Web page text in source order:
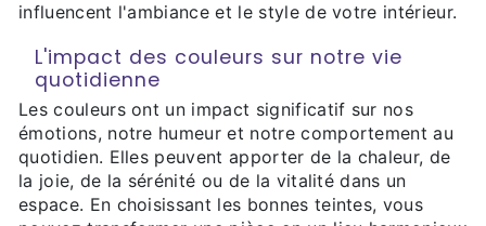
influencent l'ambiance et le style de votre intérieur.
L'impact des couleurs sur notre vie
quotidienne
Les couleurs ont un impact significatif sur nos
émotions, notre humeur et notre comportement au
quotidien. Elles peuvent apporter de la chaleur, de
la joie, de la sérénité ou de la vitalité dans un
espace. En choisissant les bonnes teintes, vous